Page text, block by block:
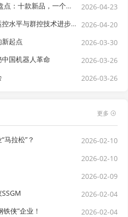
2026-04-23
一个风向 —— 实用主义革命已来
2026-04-20
群控技术进步速度远超想象
2026-03-30
起点
2026-03-26
国机器人革命
2026-03-26
更多
2026-02-10
马拉松”？
2026-02-10
2026-02-09
2026-02-04
2026-02-04
侠”企业！